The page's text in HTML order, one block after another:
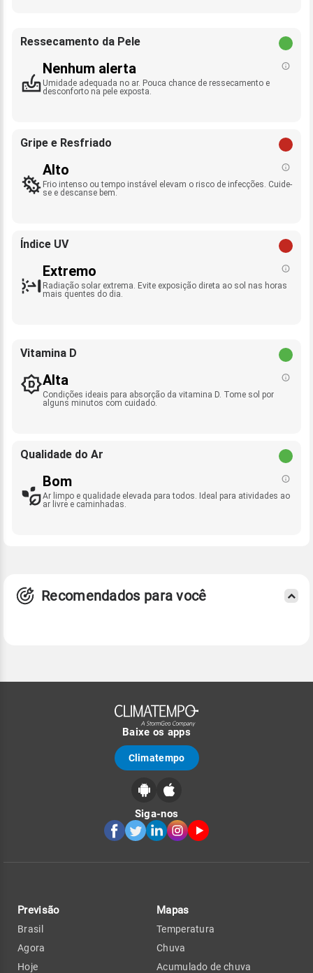
Ressecamento da Pele
Nenhum alerta
Umidade adequada no ar. Pouca chance de ressecamento e
desconforto na pele exposta.
Gripe e Resfriado
Alto
Frio intenso ou tempo instável elevam o risco de infecções. Cuide-
se e descanse bem.
Índice UV
Extremo
Radiação solar extrema. Evite exposição direta ao sol nas horas
mais quentes do dia.
Vitamina D
Alta
Condições ideais para absorção da vitamina D. Tome sol por
alguns minutos com cuidado.
Qualidade do Ar
Bom
Ar limpo e qualidade elevada para todos. Ideal para atividades ao
ar livre e caminhadas.
Recomendados para você
Baixe os apps
Climatempo
Siga-nos
Previsão
Brasil
Agora
Hoje
Mapas
Temperatura
Chuva
Acumulado de chuva